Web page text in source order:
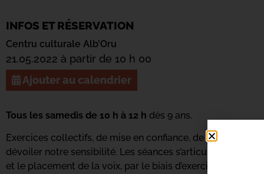
INFOS ET RÉSERVATION
Centru culturale Alb’Oru
21.05.2022 à partir de 10 h 00
Ajouter au calendrier
Tous les samedis de 10 h à 12 h dès 9 ans.
Exercices collectifs, de mise en confiance, de
dévoiler notre sensibilité. Les séances s’articulent autour
et le placement de la voix, par le biais d’exercices variés